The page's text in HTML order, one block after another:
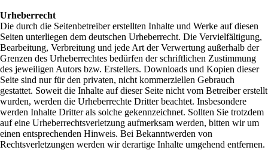
Urheberrecht
Die durch die Seitenbetreiber erstellten Inhalte und Werke auf diesen
Seiten unterliegen dem deutschen Urheberrecht. Die Vervielfältigung,
Bearbeitung, Verbreitung und jede Art der Verwertung außerhalb der
Grenzen des Urheberrechtes bedürfen der schriftlichen Zustimmung
des jeweiligen Autors bzw. Erstellers. Downloads und Kopien dieser
Seite sind nur für den privaten, nicht kommerziellen Gebrauch
gestattet. Soweit die Inhalte auf dieser Seite nicht vom Betreiber erstellt
wurden, werden die Urheberrechte Dritter beachtet. Insbesondere
werden Inhalte Dritter als solche gekennzeichnet. Sollten Sie trotzdem
auf eine Urheberrechtsverletzung aufmerksam werden, bitten wir um
einen entsprechenden Hinweis. Bei Bekanntwerden von
Rechtsverletzungen werden wir derartige Inhalte umgehend entfernen.